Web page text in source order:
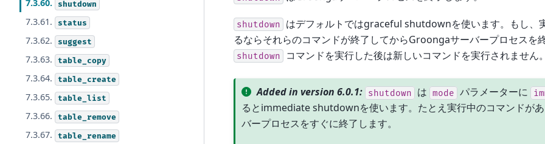
7.3.60. shutdown
7.3.61. status
7.3.62. suggest
7.3.63. table_copy
7.3.64. table_create
7.3.65. table_list
7.3.66. table_remove
7.3.67. table_rename
shutdown
はデフォルトではgraceful shutdownを使います。もし、
るならそれらのコマンドが終了してからGroongaサーバープロセスを終
shutdown コマンドを実行した後は新しいコマンドを実行されません。
Added in version 6.0.1: shutdown は mode パラメーターに
るとimmediate shutdownを使います。たとえ実行中のコマンドが
バープロセスをすぐに終了します。